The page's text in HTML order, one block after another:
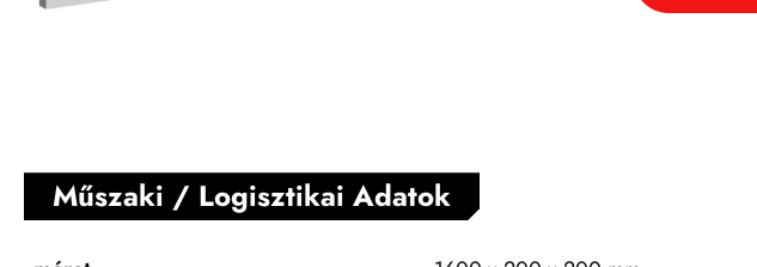
Műszaki / Logisztikai Adatok